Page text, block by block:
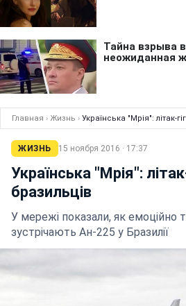
Главная › Жизнь › Українська "Мрія": літак-
ЖИЗНЬ 15 ноября 2016 · 17:37
Українська "Мрія":
бразильців
У мережі показали, як емоційно
зустрічають Ан-225 у Бразилії